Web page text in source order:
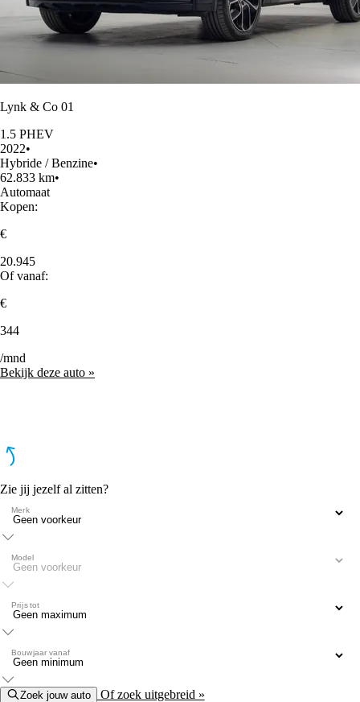
Lynk & Co 01
1.5 PHEV
2022•
Hybride / Benzine•
62.833 km•
Automaat
Kopen:
€
20.945
Of vanaf:
€
344
/mnd
Bekijk deze auto »
Zie jij jezelf al zitten?
Merk
Model
Prijs tot
Bouwjaar vanaf
Zoek jouw auto Of zoek uitgebreid »